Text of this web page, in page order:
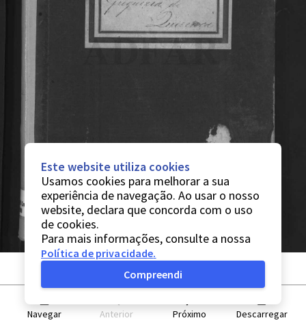
Navegar Anterior Próximo Descarregar
Este website utiliza cookies
Usamos cookies para melhorar a sua
experiência de navegação. Ao usar o nosso
website, declara que concorda com o uso
de cookies.
Para mais informações, consulte a nossa
Política de privacidade.
Compreendi